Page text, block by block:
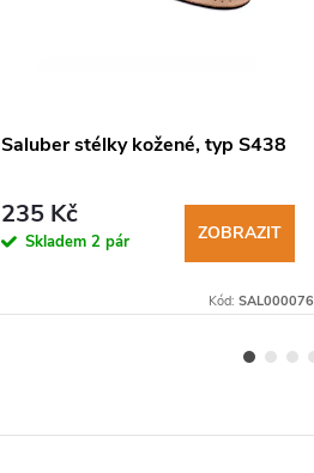
Saluber stélky kožené, typ S438
235 Kč
Skladem 2 pár ZOBRAZIT
Kód: SAL000076